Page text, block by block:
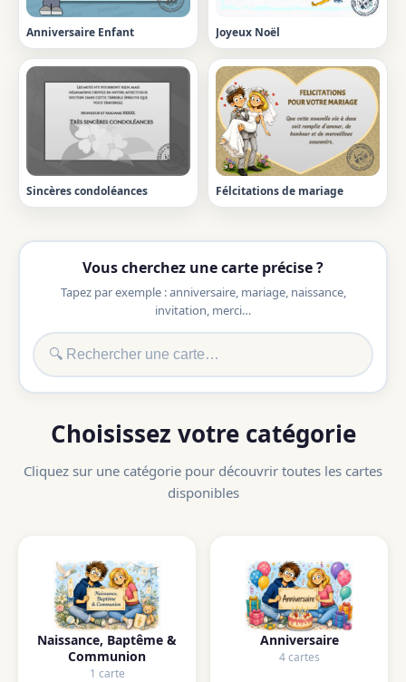
Anniversaire Enfant Joyeux Noël
Sincères condoléances Félcitations de mariage
Vous cherchez une carte précise ?
Tapez par exemple : anniversaire, mariage, naissance,
invitation, merci…
Choisissez votre catégorie
Cliquez sur une catégorie pour découvrir toutes les cartes
disponibles
Naissance, Baptême &
Communion
1 carte
Anniversaire
4 cartes